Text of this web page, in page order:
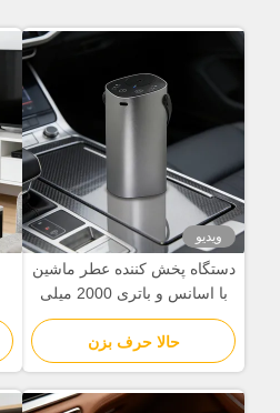
ویدیو
دستگاه پخش کننده عطر ماشین
با اسانس و باتری 2000 میلی
آمپر ساعتی با سه حالت اتمیزه
کردن
حالا حرف بزن